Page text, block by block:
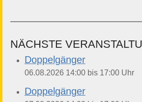
NÄCHSTE
Doppelgänger
06.08.2026 14:00 bis17:00 Uhr
Doppelgänger